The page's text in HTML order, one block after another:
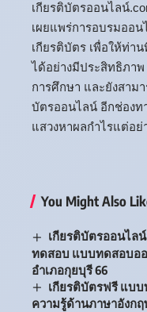
เกียรติบัตรออนไลน์
เผยแพร่การอบรมออ
เกียรติบัตร เพื่อให้ท่า
ได้อย่างมีประสิทธิภา
การศึกษา และยังสาม
บัตรออนไลน์ อีกช่องท
แสวงหาผลกำไรแต่อย่
You Might Also
เกียรติบัตรออนไล
ทดสอบ แบบทดสอบอ
อำเภอกุยบุรี 66
เกียรติบัตรฟรี แบบ
ความรู้ด้านภาษาอังก